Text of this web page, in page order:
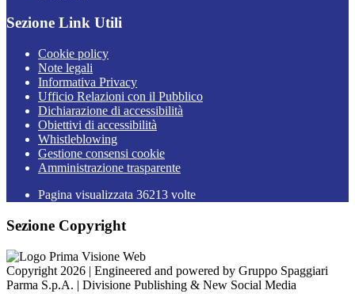
Sezione Link Utili
Cookie policy
Note legali
Informativa Privacy
Ufficio Relazioni con il Pubblico
Dichiarazione di accessibilità
Obiettivi di accessibilità
Whistleblowing
Gestione consensi cookie
Amministrazione trasparente
Pagina visualizzata 36213 volte
Sezione Copyright
Copyright 2026 | Engineered and powered by Gruppo Spaggiari
Parma S.p.A. | Divisione Publishing & New Social Media